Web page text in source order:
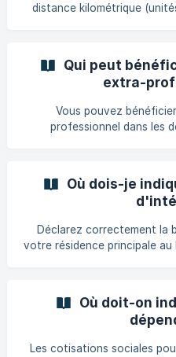
distance kilométrique
montant annuel de vos frais
d'un plafond légal. | La
au
Qui peut
extra-
Vous pouvez
professionnel dans les
d'une activité salariée,
bénéfices industriels et
partenaires perçoit des
Où dois-je
Déclarez correctement la
votre résidence principale au
Où doit-on
Les cotisations sociales